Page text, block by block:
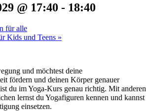
@ 17:40 - 18:40
für alle
Kids und Teens »
und möchtest deine
fördern und deinen Körper genauer
du im Yoga-Kurs genau richtig. Mit anderen
lernst du Yogafiguren kennen und kannst
einsetzen.